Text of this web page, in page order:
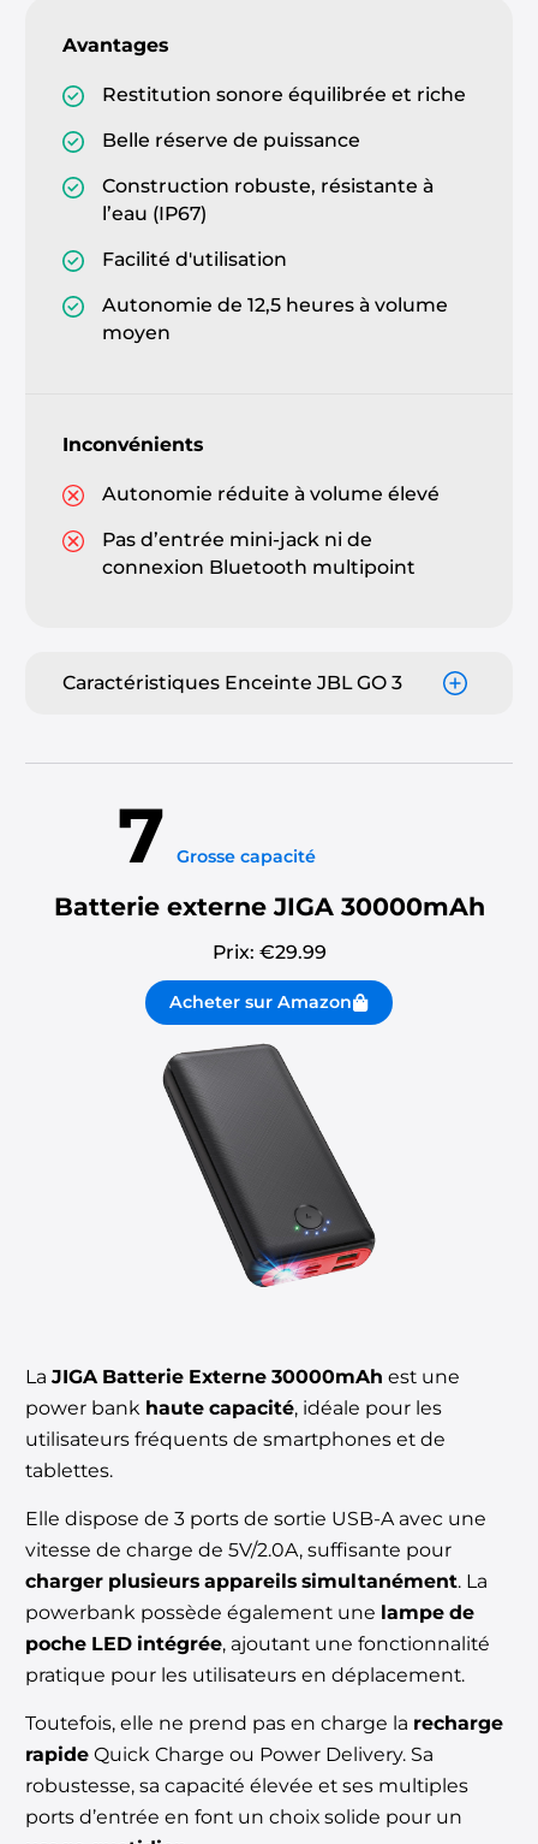
Avantages
Restitution sonore équilibrée et riche
Belle réserve de puissance
Construction robuste, résistante à
l’eau (IP67)
Facilité d'utilisation
Autonomie de 12,5 heures à volume
moyen
Inconvénients
Autonomie réduite à volume élevé
Pas d’entrée mini-jack ni de
connexion Bluetooth multipoint
Caractéristiques Enceinte JBL GO 3
7 Grosse capacité
Batterie externe JIGA 30000mAh
Prix: €29.99
Acheter sur Amazon
La JIGA Batterie Externe 30000mAh est une
power bank haute capacité, idéale pour les
utilisateurs fréquents de smartphones et de
tablettes.
Elle dispose de 3 ports de sortie USB-A avec une
vitesse de charge de 5V/2.0A, suffisante pour
charger plusieurs appareils simultanément. La
powerbank possède également une lampe de
poche LED intégrée, ajoutant une fonctionnalité
pratique pour les utilisateurs en déplacement.
Toutefois, elle ne prend pas en charge la recharge
rapide Quick Charge ou Power Delivery. Sa
robustesse, sa capacité élevée et ses multiples
ports d’entrée en font un choix solide pour un